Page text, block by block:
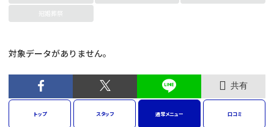
冠婚葬祭
対象データがありません。
共有
トップ スタッフ 通常メニュー 口コミ